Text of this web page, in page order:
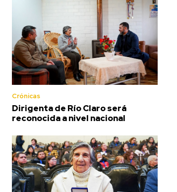
Crónicas
Dirigenta de Río Claro será
reconocida a nivel nacional